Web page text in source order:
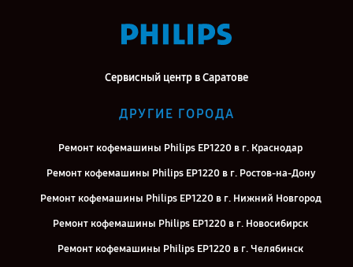
Сервисный центр в Саратове
ДРУГИЕ ГОРОДА
Ремонт кофемашины Philips EP1220 в г. Краснодар
Ремонт кофемашины Philips EP1220 в г. Ростов-на-Дону
Ремонт кофемашины Philips EP1220 в г. Нижний Новгород
Ремонт кофемашины Philips EP1220 в г. Новосибирск
Ремонт кофемашины Philips EP1220 в г. Челябинск